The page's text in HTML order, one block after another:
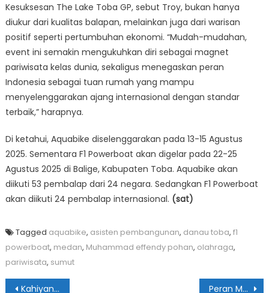
Kesuksesan The Lake Toba GP, sebut Troy, bukan hanya
diukur dari kualitas balapan, melainkan juga dari warisan
positif seperti pertumbuhan ekonomi. “Mudah-mudahan,
event ini semakin mengukuhkan diri sebagai magnet
pariwisata kelas dunia, sekaligus menegaskan peran
Indonesia sebagai tuan rumah yang mampu
menyelenggarakan ajang internasional dengan standar
terbaik,” harapnya.
Di ketahui, Aquabike diselenggarakan pada 13-15 Agustus
2025. Sementara F1 Powerboat akan digelar pada 22-25
Agustus 2025 di Balige, Kabupaten Toba. Aquabike akan
diikuti 53 pembalap dari 24 negara. Sedangkan F1 Powerboat
akan diikuti 24 pembalap internasional. (sat)
Tagged aquabike, asisten pembangunan, danau toba, f1
powerboat, medan, Muhammad effendy pohan, olahraga,
pariwisata, sumut
Kahiyang Ayu Jadi Bunda PAUD & Literasi Sumut Peran MUI Sangat Krusial Bimbing Masyarakat Sumut